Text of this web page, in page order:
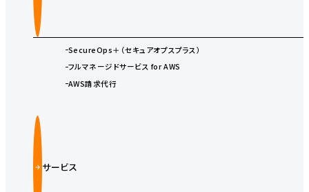
SecureOps＋（セキュアオプスプラス）
フルマネージドサービス for AWS
AWS請求代行
サービス